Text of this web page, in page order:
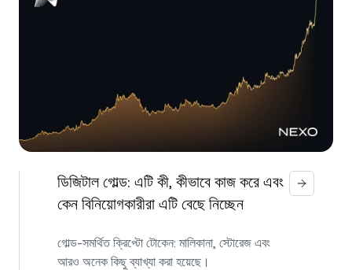
ডিজিটাল গোল্ড: এটি কী, কীভাবে কাজ করে এবং
কেন বিনিয়োগকারীরা এটি বেছে নিচ্ছেন
গোল্ড-সমর্থিত ক্রিপ্টো টোকেন: মালিকানা, স্টোরেজ এবং
আরও অনেক কিছু ব্যাখ্যা করা হয়েছে।